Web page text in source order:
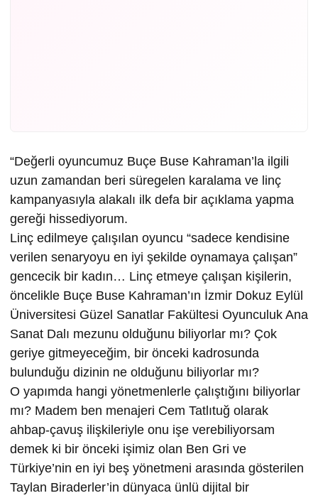
“Değerli oyuncumuz Buçe Buse Kahraman’la ilgili
uzun zamandan beri süregelen karalama ve linç
kampanyasıyla alakalı ilk defa bir açıklama yapma
gereği hissediyorum.
Linç edilmeye çalışılan oyuncu “sadece kendisine
verilen senaryoyu en iyi şekilde oynamaya çalışan”
gencecik bir kadın… Linç etmeye çalışan kişilerin,
öncelikle Buçe Buse Kahraman’ın İzmir Dokuz Eylül
Üniversitesi Güzel Sanatlar Fakültesi Oyunculuk Ana
Sanat Dalı mezunu olduğunu biliyorlar mı? Çok
geriye gitmeyeceğim, bir önceki kadrosunda
bulunduğu dizinin ne olduğunu biliyorlar mı?
O yapımda hangi yönetmenlerle çalıştığını biliyorlar
mı? Madem ben menajeri Cem Tatlıtuğ olarak
ahbap-çavuş ilişkileriyle onu işe verebiliyorsam
demek ki bir önceki işimiz olan Ben Gri ve
Türkiye’nin en iyi beş yönetmeni arasında gösterilen
Taylan Biraderler’in dünyaca ünlü dijital bir